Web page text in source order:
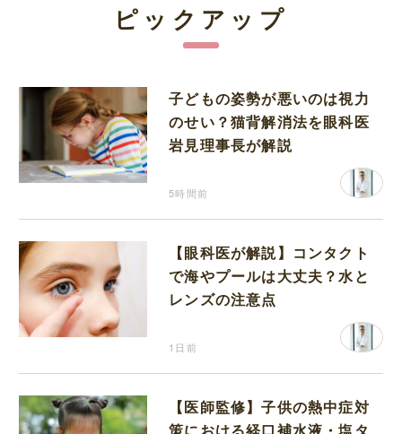
ピックアップ
子どもの姿勢が悪いのは視力
のせい？猫背解消法を眼科医
岩見理事長が解説
5時間前
【眼科医が解説】コンタクト
で海やプールは大丈夫？水と
レンズの注意点
1日前
【医師監修】子供の熱中症対
策における経口補水液・塩タ